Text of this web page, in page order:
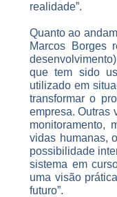
realidade”.
Quanto ao
Marcos Borges
que tem sido
utilizado em
transformar o
empresa. Outras
monitoramento,
vidas humanas,
possibilidade
sistema em
uma visão
futuro”.